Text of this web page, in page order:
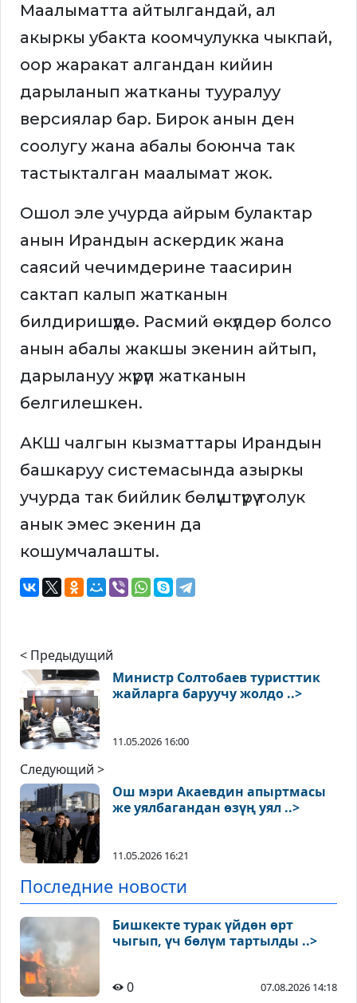
Маалыматта айтылгандай, ал
акыркы убакта коомчулукка чыкпай,
оор жаракат алгандан кийин
дарыланып жатканы тууралуу
версиялар бар. Бирок анын ден
соолугу жана абалы боюнча так
тастыкталган маалымат жок.
Ошол эле учурда айрым булактар
анын Ирандын аскердик жана
саясий чечимдерине таасирин
сактап калып жатканын
билдиришүүдө. Расмий өкүлдөр болсо
анын абалы жакшы экенин айтып,
дарылануу жүрүп жатканын
белгилешкен.
АКШ чалгын кызматтары Ирандын
башкаруу системасында азыркы
учурда так бийлик бөлүштүрүү толук
анык эмес экенин да
кошумчалашты.
< Предыдущий
Министр Солтобаев туристтик
жайларга баруучу жолдо ..>
11.05.2026 16:00
Следующий >
Ош мэри Акаевдин апыртмасы
же уялбагандан өзүң уял ..>
11.05.2026 16:21
Последние новости
Бишкекте турак үйдөн өрт
чыгып, үч бөлүм тартылды ..>
0 07.08.2026 14:18